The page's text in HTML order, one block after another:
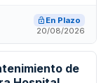
En Plazo
20/08/2026
de